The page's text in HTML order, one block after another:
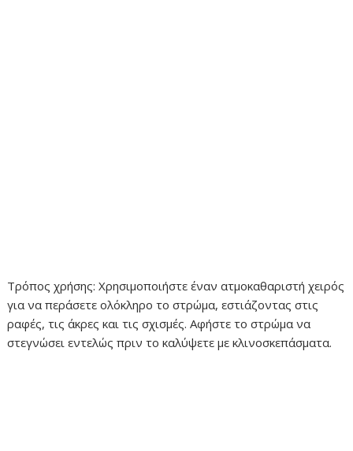
Τρόπος χρήσης: Χρησιμοποιήστε έναν ατμοκαθαριστή χειρός
για να περάσετε ολόκληρο το στρώμα, εστιάζοντας στις
ραφές, τις άκρες και τις σχισμές. Αφήστε το στρώμα να
στεγνώσει εντελώς πριν το καλύψετε με κλινοσκεπάσματα.